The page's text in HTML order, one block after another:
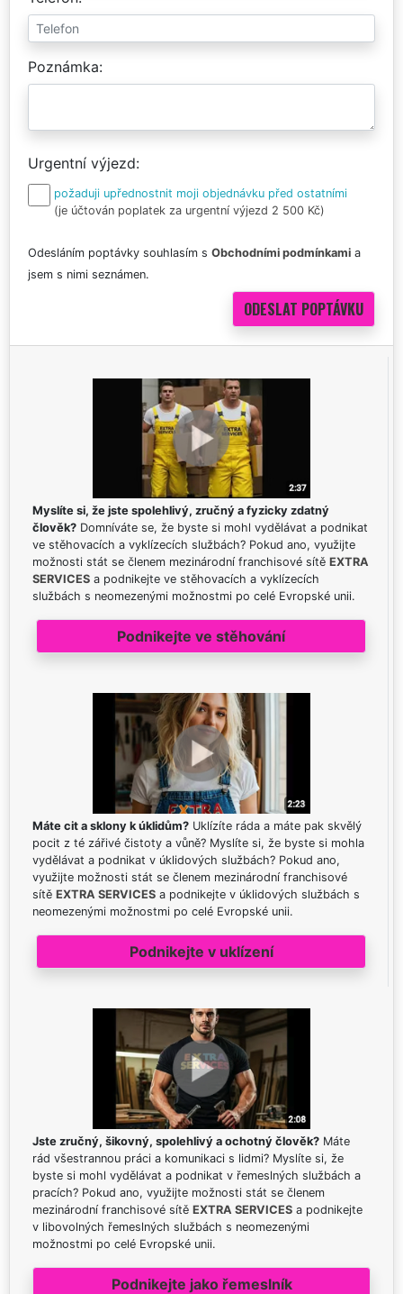
Poznámka
Urgentní výjezd
požaduji upřednostnit moji objednávku před ostatními
(je účtován poplatek za urgentní výjezd 2 500 Kč)
Odesláním poptávky souhlasím s Obchodními podmínkami a
jsem s nimi seznámen.
Myslíte si, že jste spolehlivý, zručný a fyzicky zdatný
člověk? Domníváte se, že byste si mohl vydělávat a podnikat
ve stěhovacích a vyklízecích službách? Pokud ano, využijte
možnosti stát se členem mezinárodní franchisové sítě EXTRA
SERVICES a podnikejte ve stěhovacích a vyklízecích
službách s neomezenými možnostmi po celé Evropské unii.
Podnikejte ve stěhování
Máte cit a sklony k úklidům? Uklízíte ráda a máte pak skvělý
pocit z té zářivé čistoty a vůně? Myslíte si, že byste si mohla
vydělávat a podnikat v úklidových službách? Pokud ano,
využijte možnosti stát se členem mezinárodní franchisové
sítě EXTRA SERVICES a podnikejte v úklidových službách s
neomezenými možnostmi po celé Evropské unii.
Podnikejte v uklízení
Jste zručný, šikovný, spolehlivý a ochotný člověk? Máte
rád všestrannou práci a komunikaci s lidmi? Myslíte si, že
byste si mohl vydělávat a podnikat v řemeslných službách a
pracích? Pokud ano, využijte možnosti stát se členem
mezinárodní franchisové sítě EXTRA SERVICES a podnikejte
v libovolných řemeslných službách s neomezenými
možnostmi po celé Evropské unii.
Podnikejte jako řemeslník